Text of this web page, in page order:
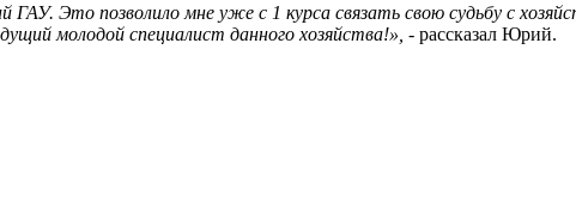
ГАУ. Это позволило мне уже с 1 курса связать свою судьбу с
молодой специалист данного хозяйства!», - рассказал Юрий.